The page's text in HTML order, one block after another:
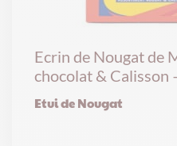
Ecrin de Nougat de
chocolat & Calisson
Etui de Nougat